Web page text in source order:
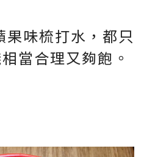
味梳打水，都只
當合理又夠飽。